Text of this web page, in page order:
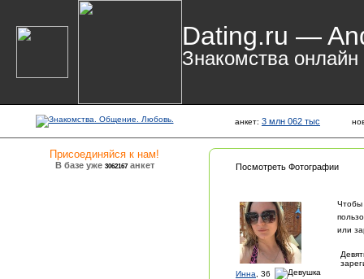
Dating.ru —
Знакомства онлайн
анкет: 3 млн 062 тыс
Присоединяйся к нам!
В базе уже 3062167анкет Посмотреть Фотографии
Инна , 36
Чтобы
или